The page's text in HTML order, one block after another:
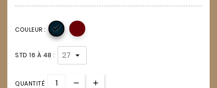
COULEUR : 
STD 16 À 48 :
QUANTITÉ